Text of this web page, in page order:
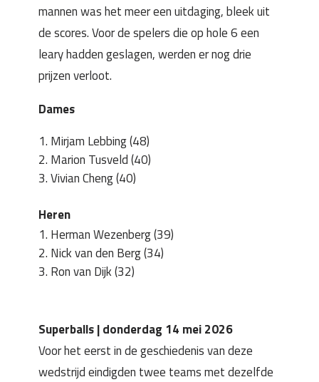
mannen was het meer een uitdaging, bleek uit
de scores. Voor de spelers die op hole 6 een
leary hadden geslagen, werden er nog drie
prijzen verloot.
Dames
Mirjam Lebbing (48)
Marion Tusveld (40)
Vivian Cheng (40)
Heren
Herman Wezenberg (39)
Nick van den Berg (34)
Ron van Dijk (32)
Superballs | donderdag 14 mei 2026
Voor het eerst in de geschiedenis van deze
wedstrijd eindigden twee teams met dezelfde